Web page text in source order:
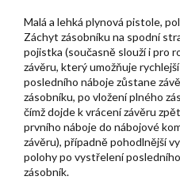
Malá a lehká plynová pistole,
Záchyt zásobníku na spodní
pojistka (současně slouží i pro
závěru, který umožňuje
posledního náboje zůstane
zásobníku, po vložení plného
čímž dojde k vrácení závěru
prvního náboje do nábojové
závěru), případně pohodlnější
polohy po vystřelení
zásobník.